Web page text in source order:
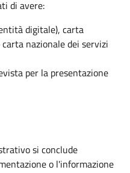
di avere:
digitale), carta
nazionale dei servizi
per la presentazione
si conclude
o l'informazione